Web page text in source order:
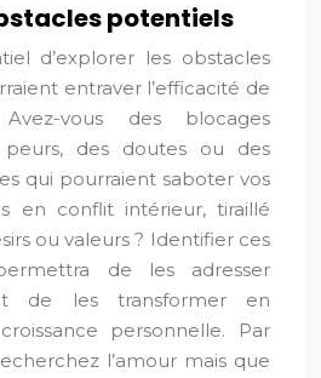
potentiels
d’explorer les obstacles
entraver l’efficacité de
vous des blocages
peurs, des doutes ou des
qui pourraient saboter vos
en conflit intérieur, tiraillé
ou valeurs ? Identifier ces
de les adresser
de les transformer en
personnelle. Par
l’amour mais que